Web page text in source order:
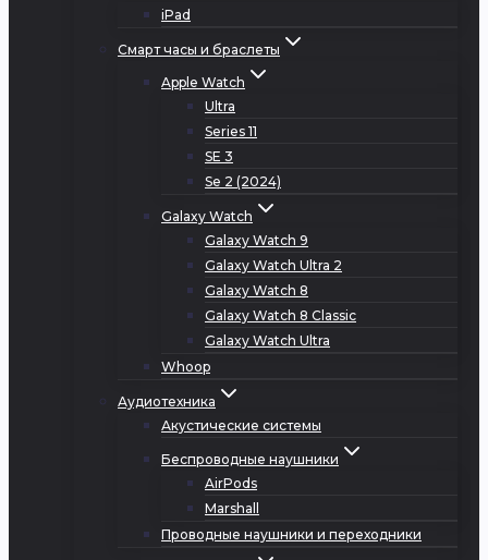
iPad
Смарт часы и браслеты
Apple Watch
Ultra
Series 11
SE 3
Se 2 (2024)
Galaxy Watch
Galaxy Watch 9
Galaxy Watch Ultra 2
Galaxy Watch 8
Galaxy Watch 8 Classic
Galaxy Watch Ultra
Whoop
Аудиотехника
Акустические системы
Беспроводные наушники
AirPods
Marshall
Проводные наушники и переходники